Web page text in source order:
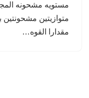
مستويه مشحونه
متوازيتين مشحونتين
مقدارا القوه…